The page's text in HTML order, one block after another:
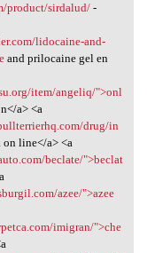
product/sirdalud/-
lidocaine-and-
and prilocaine gel en
item/angeliq/">onl
a> <a
drug/in
line</a> <a
beclate/">beclat
azee/">azee
imigran/">che